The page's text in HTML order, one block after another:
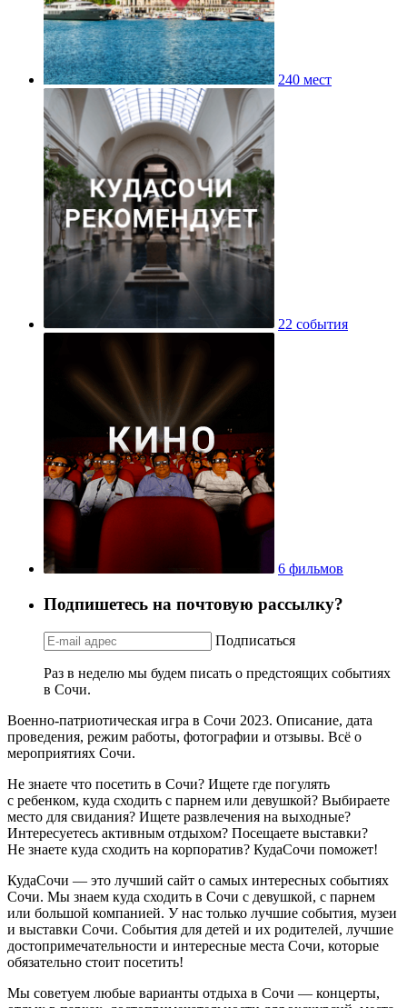
240 мест
22 события
6 фильмов
Подпишетесь на почтовую рассылку?
Подписаться
Раз в неделю мы будем писать о предстоящих событиях
в Сочи.
Военно-патриотическая игра в Сочи 2023. Описание, дата
проведения, режим работы, фотографии и отзывы. Всё о
мероприятиях Сочи.
Не знаете что посетить в Сочи? Ищете где погулять
с ребенком, куда сходить с парнем или девушкой? Выбираете
место для свидания? Ищете развлечения на выходные?
Интересуетесь активным отдыхом? Посещаете выставки?
Не знаете куда сходить на корпоратив? КудаСочи поможет!
КудаСочи — это лучший сайт о самых интересных событиях
Сочи. Мы знаем куда сходить в Сочи с девушкой, с парнем
или большой компанией. У нас только лучшие события, музеи
и выставки Сочи. События для детей и их родителей, лучшие
достопримечательности и интересные места Сочи, которые
обязательно стоит посетить!
Мы советуем любые варианты отдыха в Сочи — концерты,